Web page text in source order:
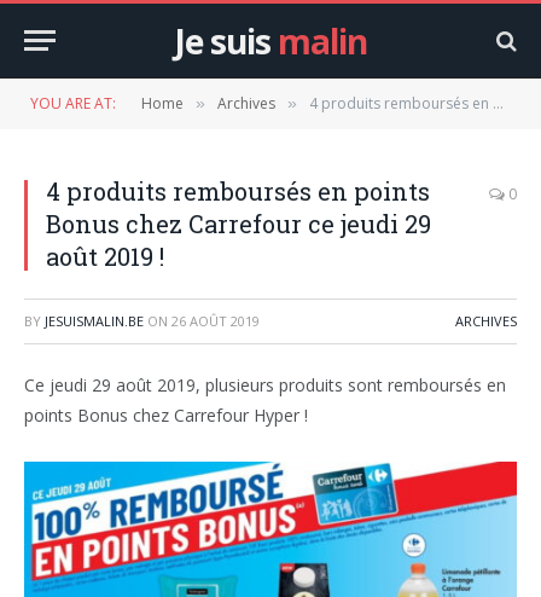
Je suis malin
YOU ARE AT: Home » Archives » 4 produits remboursés en points Bonus chez Carrefour ce jeudi 29 août 2019 !
4 produits remboursés en points
Bonus chez Carrefour ce jeudi 29
août 2019 !
0
BY JESUISMALIN.BE ON 26 AOÛT 2019 ARCHIVES
Ce jeudi 29 août 2019, plusieurs produits sont remboursés en
points Bonus chez Carrefour Hyper !